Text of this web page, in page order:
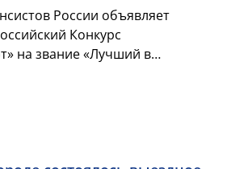
России объявляет
Конкурс
на звание «Лучший в
Союза Финансистов России